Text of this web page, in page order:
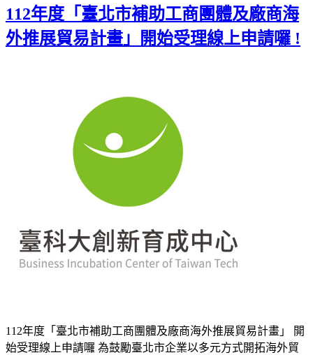
112年度「臺北市補助工商團體及廠商海
外推展貿易計畫」開始受理線上申請囉 !
112年度「臺北市補助工商團體及廠商海外推展貿易計畫」 開
始受理線上申請囉 為鼓勵臺北市企業以多元方式開拓海外貿